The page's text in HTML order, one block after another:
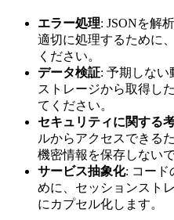
エラー処理: JSONを解
適切に処理するために
ください。
データ検証: 予期しない
ストレージから取得し
てください。
セキュリティに関する
ルからアクセスできる
機密情報を保存しない
サービス抽象化: コード
めに、セッションスト
にカプセル化します。